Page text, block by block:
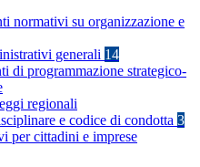
normativi su organizzazione e
generali 14
di programmazione strategico-
regionali
e codice di condotta 3
per cittadini e imprese